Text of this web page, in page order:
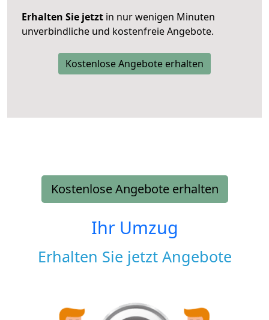
Erhalten Sie jetzt in nur wenigen Minuten
unverbindliche und kostenfreie Angebote.
Kostenlose Angebote erhalten
Kostenlose Angebote erhalten
Ihr Umzug
Erhalten Sie jetzt Angebote